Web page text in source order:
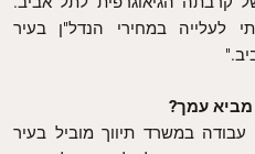
לעלייה במחירי הנדל"ן בעיר
עמך?
במשרד תיווך מוביל בעיר